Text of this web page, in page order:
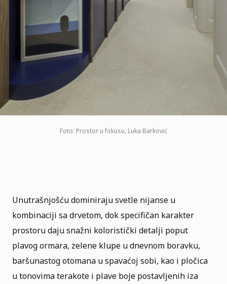
Foto: Prostor u fokusu, Luka Barković
Unutrašnjošću dominiraju svetle nijanse u
kombinaciji sa drvetom, dok specifičan karakter
prostoru daju snažni koloristički detalji poput
plavog ormara, zelene klupe u dnevnom boravku,
baršunastog otomana u spavaćoj sobi, kao i pločica
u tonovima terakote i plave boje postavljenih iza